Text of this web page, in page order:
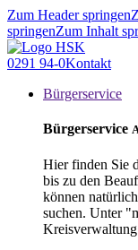
Zum Header springen
springenZum Inhalt
0291 94-0Kontakt
Bürgerservice
Bürgerservice
Hier finden Sie
bis zu den
können
suchen. Unter